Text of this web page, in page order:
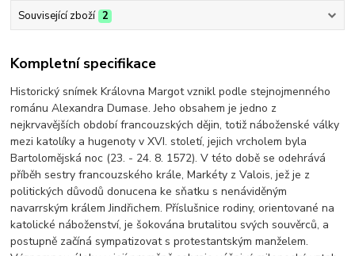
Související zboží 2
Kompletní specifikace
Historický snímek Královna Margot vznikl podle stejnojmenného
románu Alexandra Dumase. Jeho obsahem je jedno z
nejkrvavějších období francouzských dějin, totiž náboženské války
mezi katolíky a hugenoty v XVI. století, jejich vrcholem byla
Bartolomějská noc (23. - 24. 8. 1572). V této době se odehrává
příběh sestry francouzského krále, Markéty z Valois, jež je z
politických důvodů donucena ke sňatku s nenáviděným
navarrským králem Jindřichem. Příslušnice rodiny, orientované na
katolické náboženství, je šokována brutalitou svých souvěrců, a
postupně začíná sympatizovat s protestantským manželem.